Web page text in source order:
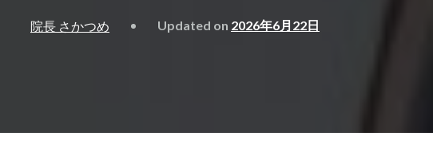
院長 さかつめ Updated on 2026年6月22日